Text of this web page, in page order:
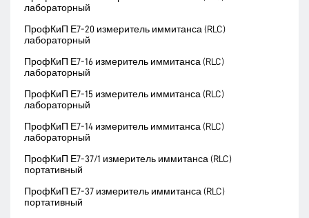
лабораторный
ПрофКиП Е7-20 измеритель иммитанса (RLC)
лабораторный
ПрофКиП Е7-16 измеритель иммитанса (RLC)
лабораторный
ПрофКиП Е7-15 измеритель иммитанса (RLC)
лабораторный
ПрофКиП Е7-14 измеритель иммитанса (RLC)
лабораторный
ПрофКиП Е7-37/1 измеритель иммитанса (RLC)
портативный
ПрофКиП Е7-37 измеритель иммитанса (RLC)
портативный